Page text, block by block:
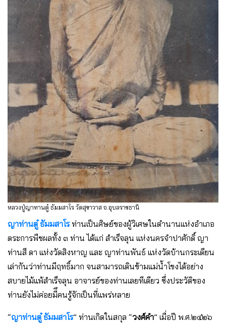
หลวงปู่ญาทานตู๋ ธัมมสาโร วัดสุขาวาส จ.อุบลราชธานี
ญาท่านตู๋ ธัมมสาโรท่านเป็นศิษย์ของผู้วิเศษในตํานานแห่งอําเภอ
ตระการพืชผลทั้ง ๓ ท่าน ได้แก่ สําเร็จลุน แห่งนครจําปาศักดิ์ ญา
ท่านสี ดา แห่งวัดสิงหาญ และ ญาท่านพันธ์ แห่งวัดบ้านกระเดียน
เล่ากันว่าท่านมีฤทธิ์มาก จนสามารถเดินข้ามแม่น้ำโขงได้อย่าง
สบายไม้แพ้สําเร็จลุน อาจารย์ของท่านเลยทีเดียว ซึ่งประวัติของ
ท่านยังไม่ค่อยมีึคนรู้จักเป็นที่แพร่หลาย
“ญาท่านตู๋ ธัมมสาโร” ท่านเกิดในสกุล “วงศ์คํา” เมื่อปี พ.ศ.๒๔๒๖